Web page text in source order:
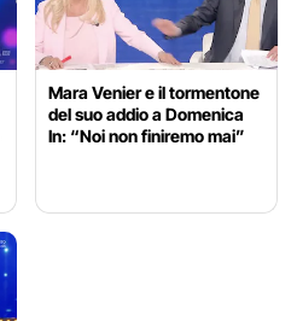
Mara Venier e il tormentone
del suo addio a Domenica
In: “Noi non finiremo mai”